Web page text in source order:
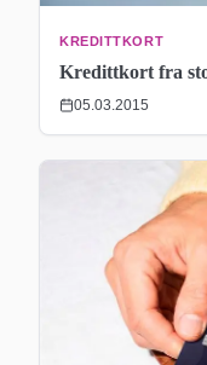
KREDITTKORT
Kredittkort fra
05.03.2015